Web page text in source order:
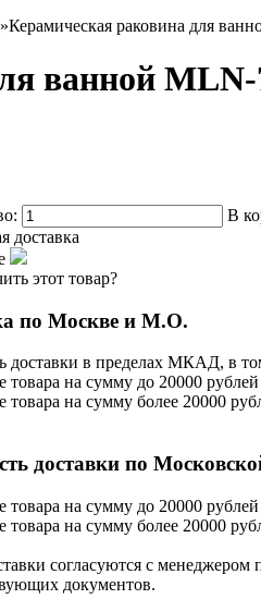
»Керамическая раковина для
ванной
В
доставка
этот товар?
по Москве и М.О.
доставки в пределах МКАД, в
товара на сумму до 20000
товара на сумму более 20000
доставки по
товара на сумму до 20000
товара на сумму более 20000
согласуются с менеджером
документов.